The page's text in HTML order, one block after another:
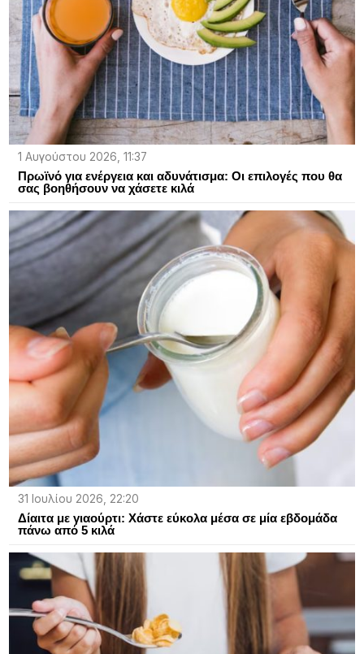
1 Αυγούστου 2026, 11:37
Πρωϊνό για ενέργεια και αδυνάτισμα: Οι επιλογές που θα
σας βοηθήσουν να χάσετε κιλά
31 Ιουλίου 2026, 22:20
Δίαιτα με γιαούρτι: Χάστε εύκολα μέσα σε μία εβδομάδα
πάνω από 5 κιλά